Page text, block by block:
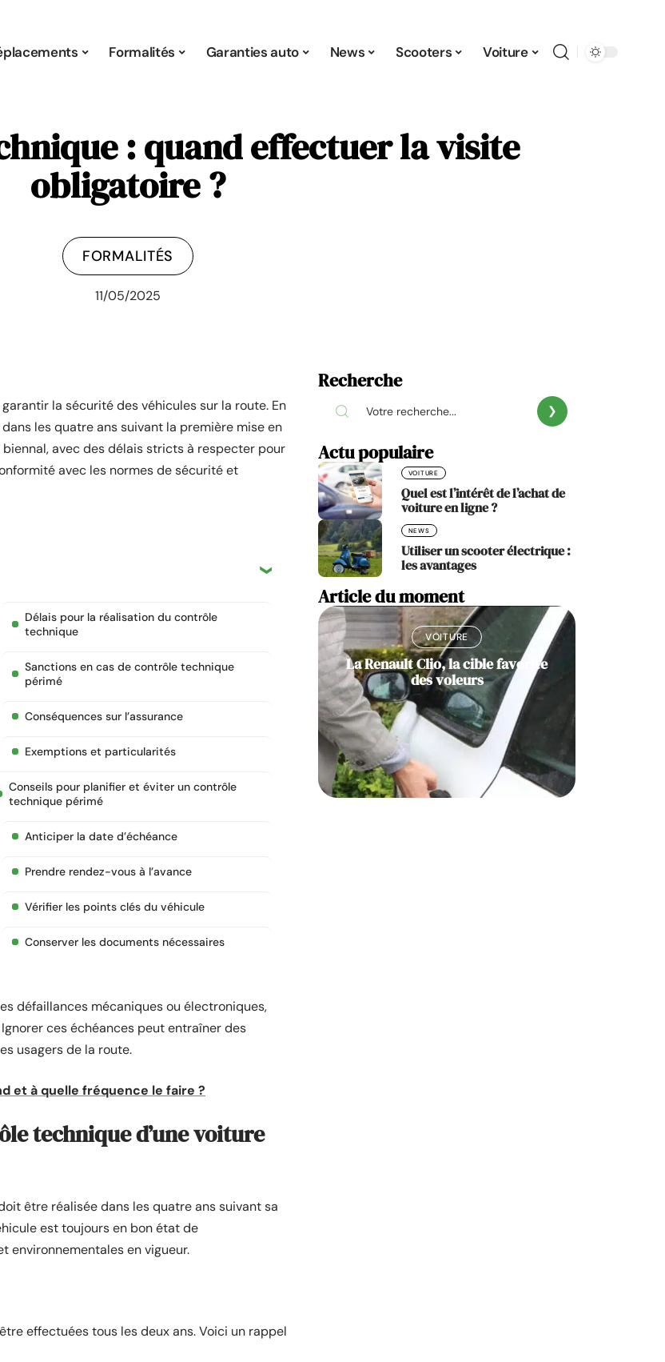
Formalités Garanties auto News Scooters Voiture
: quand effectuer la visite
obligatoire ?
FORMALITÉS
11/05/2025
la sécurité des véhicules sur la route. En
les quatre ans suivant la première mise en
avec des délais stricts à respecter pour
avec les normes de sécurité et
Délais pour la réalisation du contrôle
technique
Sanctions en cas de contrôle technique
périmé
Conséquences sur l’assurance
Exemptions et particularités
Conseils pour planifier et éviter un contrôle
technique périmé
Anticiper la date d’échéance
Prendre rendez-vous à l’avance
Vérifier les points clés du véhicule
Conserver les documents nécessaires
défaillances mécaniques ou électroniques,
ces échéances peut entraîner des
usagers de la route.
et à quelle fréquence le faire ?
technique d’une voiture
être réalisée dans les quatre ans suivant sa
est toujours en bon état de
environnementales en vigueur.
effectuées tous les deux ans. Voici un rappel
Recherche
Actu populaire
VOITURE
Quel est l’intérêt de l’achat de
voiture en ligne ?
NEWS
Utiliser un scooter électrique :
les avantages
Article du moment
VOITURE
La Renault Clio, la cible favorite
des voleurs